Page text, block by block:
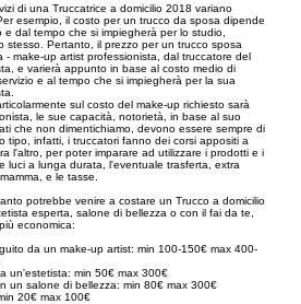
di una Truccatrice a domicilio 2018 variano
esempio, il costo per un trucco da sposa dipende
dal tempo che si impiegherà per lo studio,
stesso. Pertanto, il prezzo per un trucco sposa
- make-up artist professionista, dal truccatore del
e varierà appunto in base al costo medio di
e al tempo che si impiegherà per la sua
sul costo del make-up richiesto sarà
le sue capacità, notorietà, in base al suo
che non dimentichiamo, devono essere sempre di
tipo, infatti, i truccatori fanno dei corsi appositi a
l'altro, per poter imparare ad utilizzare i prodotti e i
luci a lunga durata, l'eventuale trasferta, extra
e le tasse.
potrebbe venire a costare un Trucco a domicilio
esperta, salone di bellezza o con il fai da te,
economica:
da un make-up artist: min 100-150€ max 400-
un'estetista: min 50€ max 300€
un salone di bellezza: min 80€ max 300€
20€ max 100€